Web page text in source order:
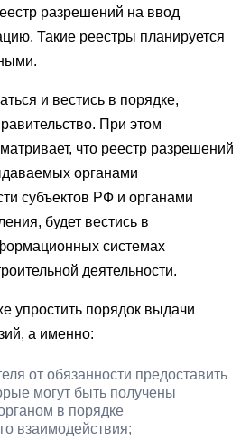
разрешений на ввод
Такие реестры планируется
и вестись в порядке,
При этом
что реестр разрешений
органами
субъектов РФ и органами
будет вестись в
системах
деятельности.
упростить порядок выдачи
а именно:
от обязанности предоставить
могут быть получены
в порядке
взаимодействия;